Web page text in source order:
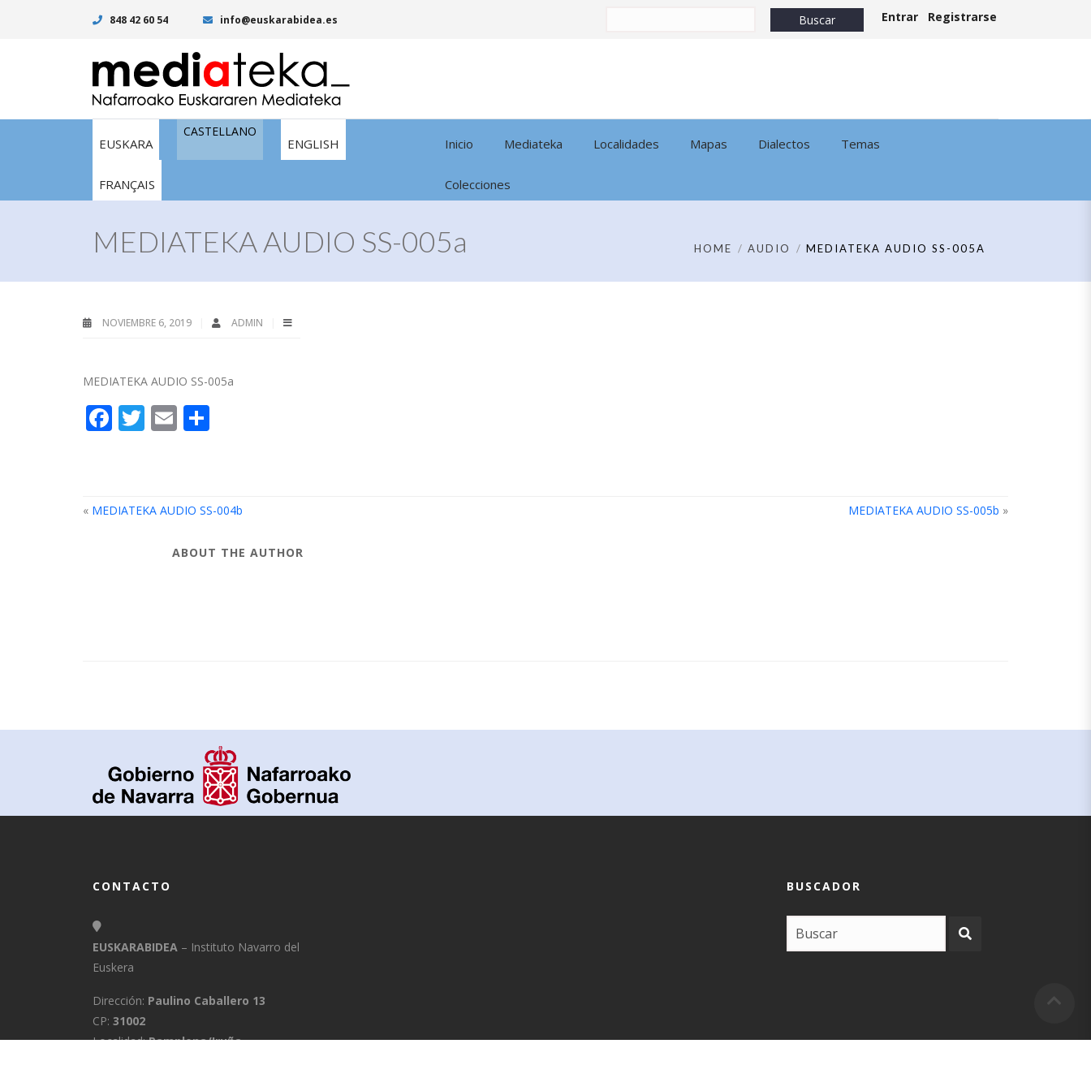
848 42 60 54 info@euskarabidea.es Entrar Registrarse
EUSKARA
CASTELLANO
ENGLISH
FRANÇAIS
Inicio Mediateka Localidades Mapas Dialectos Temas
Colecciones
MEDIATEKA AUDIO SS-005a HOME AUDIO MEDIATEKA AUDIO SS-005A
NOVIEMBRE 6, 2019 ADMIN
MEDIATEKA AUDIO SS-005a
Facebook
Twitter
Email
« MEDIATEKA AUDIO SS-004b MEDIATEKA AUDIO SS-005b »
ABOUT THE AUTHOR
CONTACTO
EUSKARABIDEA – Instituto Navarro del
Euskera
Dirección: Paulino Caballero 13
CP: 31002
Localidad:Pamplona/Iruña
BUSCADOR